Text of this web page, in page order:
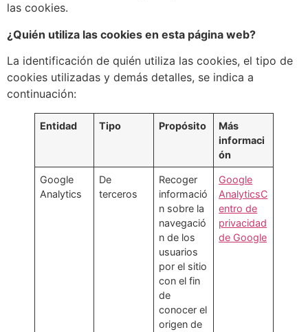
las cookies.
¿Quién utiliza las cookies en esta página web?
La identificación de quién utiliza las cookies, el tipo de
cookies utilizadas y demás detalles, se indica a
continuación:
Entidad Tipo Propósito
Más
informaci
ón
Google
Analytics
De
terceros
Recoger
informació
n sobre la
navegació
n de los
usuarios
por el sitio
con el fin
de
conocer el
origen de
Google
AnalyticsC
entro de
privacidad
de Google